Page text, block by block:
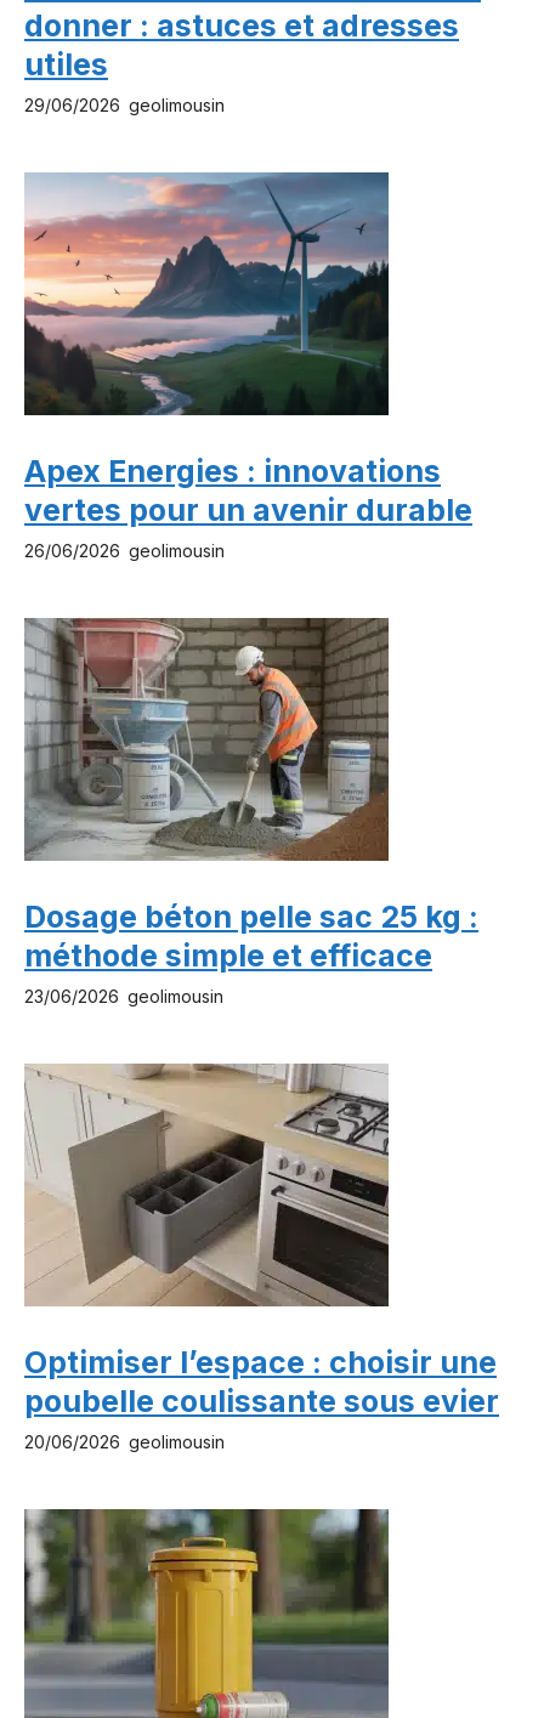
donner : astuces et adresses
utiles
29/06/2026 geolimousin
Apex Energies : innovations
vertes pour un avenir durable
26/06/2026 geolimousin
Dosage béton pelle sac 25 kg :
méthode simple et efficace
23/06/2026 geolimousin
Optimiser l’espace : choisir une
poubelle coulissante sous evier
20/06/2026 geolimousin